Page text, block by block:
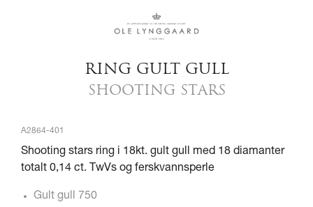
RING GULT GULL
SHOOTING STARS
A2864-401
Shooting stars ring i 18kt. gult gull med 18 diamanter
totalt 0,14 ct. TwVs og ferskvannsperle
Gult gull 750